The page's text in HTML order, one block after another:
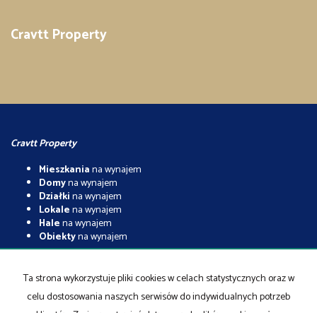
Cravtt Property
Cravtt Property
Mieszkaniana wynajem
Domyna wynajem
Działkina wynajem
Lokalena wynajem
Halena wynajem
Obiektyna wynajem
Domyna sprzedaż
na sprzedaż
Lokalena sprzedaż
Ta strona wykorzystuje pliki cookies w celach statystycznych oraz w
celu dostosowania naszych serwisów do indywidualnych potrzeb